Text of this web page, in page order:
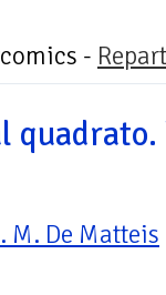
-
quadrato.
M. De Matteis